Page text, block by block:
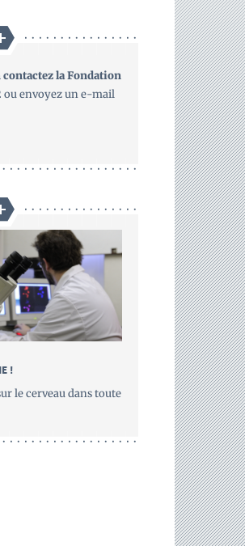
la Fondation
ou envoyez un e-mail
!
le cerveau dans toute